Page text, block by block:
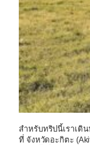
สำหรับทริปนี้เราเดิ
ที่ จังหวัดอะกิตะ